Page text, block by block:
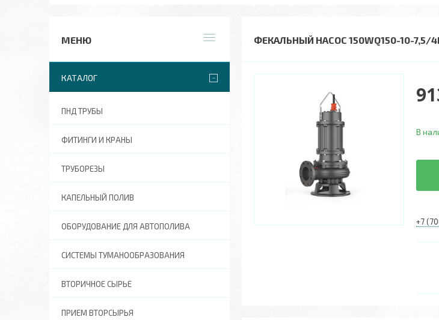
ФЕКАЛЬНЫЙ НАСОС 150WQ150-10-7,5/
В
+7
КАТАЛОГ
ПНД ТРУБЫ
ФИТИНГИ И КРАНЫ
ТРУБОРЕЗЫ
КАПЕЛЬНЫЙ ПОЛИВ
ОБОРУДОВАНИЕ ДЛЯ АВТОПОЛИВА
СИСТЕМЫ ТУМАНООБРАЗОВАНИЯ
ВТОРИЧНОЕ СЫРЬЕ
ПРИЕМ ВТОРСЫРЬЯ